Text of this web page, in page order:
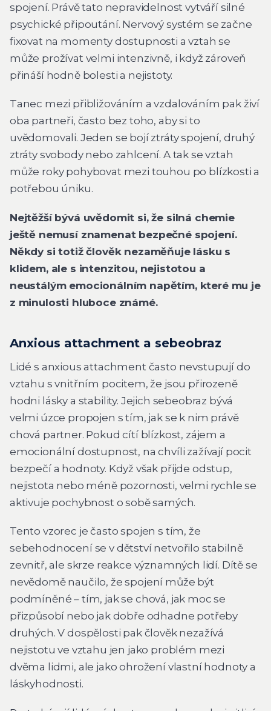
spojení. Právě tato nepravidelnost vytváří silné
psychické připoutání. Nervový systém se začne
fixovat na momenty dostupnosti a vztah se
může prožívat velmi intenzivně, i když zároveň
přináší hodně bolesti a nejistoty.
Tanec mezi přibližováním a vzdalováním pak živí
oba partneři, často bez toho, aby si to
uvědomovali. Jeden se bojí ztráty spojení, druhý
ztráty svobody nebo zahlcení. A tak se vztah
může roky pohybovat mezi touhou po blízkosti a
potřebou úniku.
Nejtěžší bývá uvědomit si, že silná chemie
ještě nemusí znamenat bezpečné spojení.
Někdy si totiž člověk nezaměňuje lásku s
klidem, ale s intenzitou, nejistotou a
neustálým emocionálním napětím, které mu je
z minulosti hluboce známé.
Anxious attachment a sebeobraz
Lidé s anxious attachment často nevstupují do
vztahu s vnitřním pocitem, že jsou přirozeně
hodni lásky a stability. Jejich sebeobraz bývá
velmi úzce propojen s tím, jak se k nim právě
chová partner. Pokud cítí blízkost, zájem a
emocionální dostupnost, na chvíli zažívají pocit
bezpečí a hodnoty. Když však přijde odstup,
nejistota nebo méně pozornosti, velmi rychle se
aktivuje pochybnost o sobě samých.
Tento vzorec je často spojen s tím, že
sebehodnocení se v dětství netvořilo stabilně
zevnitř, ale skrze reakce významných lidí. Dítě se
nevědomě naučilo, že spojení může být
podmíněné – tím, jak se chová, jak moc se
přizpůsobí nebo jak dobře odhadne potřeby
druhých. V dospělosti pak člověk nezažívá
nejistotu ve vztahu jen jako problém mezi
dvěma lidmi, ale jako ohrožení vlastní hodnoty a
láskyhodnosti.